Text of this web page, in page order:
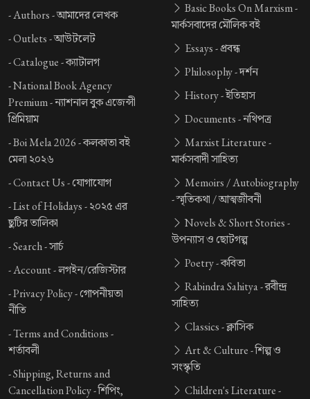
-Authors -আমাদের লেখক
-Outlets -আউটলেট
-Catalogue -ক্যাটালগ
-National Book Agency
Premium -ন্যাশনাল বুক এজেন্সী
প্রিমিয়াম
-Boi Mela 2026 -কলকাতা বই
মেলা ২০২৬
-Contact Us -যোগাযোগ
-List of Holidays -২০২৫ এর
ছুটির তালিকা
-Search -সার্চ
-Account -লগইন/রেজিস্টার
-Privacy Policy -গোপনীয়তা
নীতি
-Terms and Conditions -
শর্তাবলী
-Shipping, Returns and
Cancellation Policy -শিপিং,
Basic Books On Marxism -
মার্কসবাদের মৌলিক বই
Essays -প্রবন্ধ
Philosophy -দর্শন
History -ইতিহাস
Documents -নথিপত্র
Marxist Literature -
মার্কসবাদী সাহিত্য
Memoirs / Autobiography
-স্মৃতিকথা / আত্মজীবনী
Novels & Short Stories -
উপন্যাস ও ছোটগল্প
Poetry -কবিতা
Rabindra Sahitya -রবীন্দ্র
সাহিত্য
Classics -ক্লাসিক
Art & Culture -শিল্প ও
সংস্কৃতি
Children's Literature -